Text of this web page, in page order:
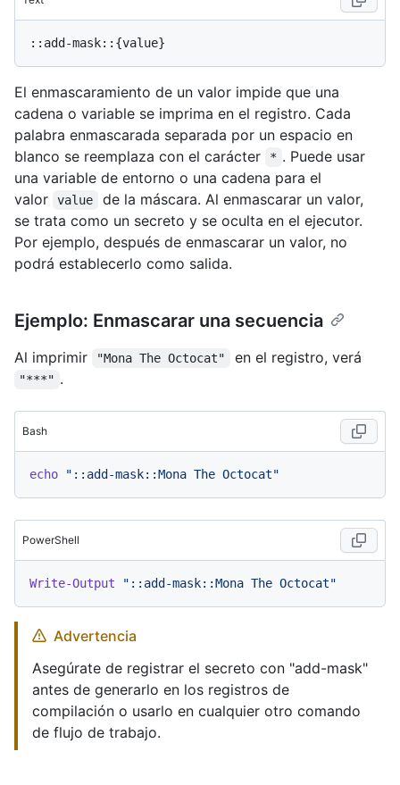
El enmascaramiento de un valor impide que una
cadena o variable se imprima en el registro. Cada
palabra enmascarada separada por un espacio en
blanco se reemplaza con el carácter
* . Puede usar
una variable de entorno o una cadena para el
valor
value
de la máscara. Al enmascarar un valor,
se trata como un secreto y se oculta en el ejecutor.
Por ejemplo, después de enmascarar un valor, no
podrá establecerlo como salida.
Ejemplo: Enmascarar una secuencia
Al imprimir "Mona The Octocat" en el registro, verá
"***" .
Bash
echo "::add-mask::Mona The Octocat"
PowerShell
Write-Output "::add-mask::Mona The Octocat"
Advertencia
Asegúrate de registrar el secreto con "add-mask"
antes de generarlo en los registros de
compilación o usarlo en cualquier otro comando
de flujo de trabajo.